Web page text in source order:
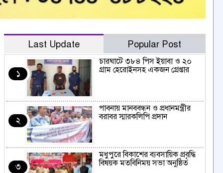
Last Update Popular Post
১
চারঘাটে ৩৮৪ পিস ইয়াবা ও ২০
গ্রাম হেরোইনসহ একজন গ্রেপ্তার
২
পাবনায় মানববন্ধন ও প্রধানমন্ত্রীর
বরাবর স্মারকলিপি প্রদান
৩
মধুপুরে বিকাশের ব্যবসায়িক প্রবৃদ্ধি
বিষয়ক মতবিনিময় সভা অনুষ্ঠিত